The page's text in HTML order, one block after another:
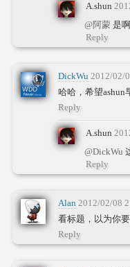
A.shun
@阿蒙 是
Reply
DickWu 2012/02/
哈哈，希望ashun
Reply
A.shun
@DickWu
Reply
Alan 2012/02/08
看标题，以为你
Reply